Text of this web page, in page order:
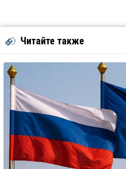
Читайте также